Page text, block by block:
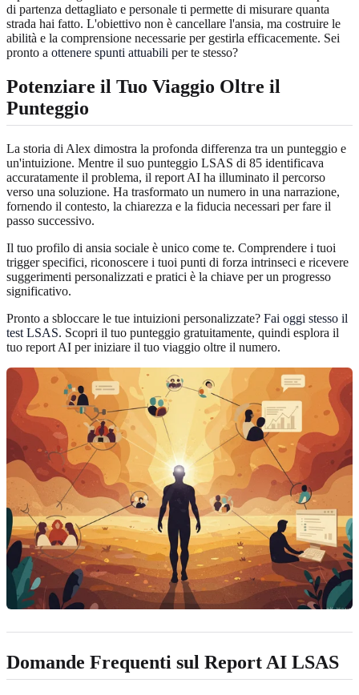
di partenza dettagliato e personale ti permette di misurare quanta
strada hai fatto. L'obiettivo non è cancellare l'ansia, ma costruire le
abilità e la comprensione necessarie per gestirla efficacemente. Sei
pronto a ottenere spunti attuabili per te stesso?
Potenziare il Tuo Viaggio Oltre il
Punteggio
La storia di Alex dimostra la profonda differenza tra un punteggio e
un'intuizione. Mentre il suo punteggio LSAS di 85 identificava
accuratamente il problema, il report AI ha illuminato il percorso
verso una soluzione. Ha trasformato un numero in una narrazione,
fornendo il contesto, la chiarezza e la fiducia necessari per fare il
passo successivo.
Il tuo profilo di ansia sociale è unico come te. Comprendere i tuoi
trigger specifici, riconoscere i tuoi punti di forza intrinseci e ricevere
suggerimenti personalizzati e pratici è la chiave per un progresso
significativo.
Pronto a sbloccare le tue intuizioni personalizzate? Fai oggi stesso il
test LSAS. Scopri il tuo punteggio gratuitamente, quindi esplora il
tuo report AI per iniziare il tuo viaggio oltre il numero.
Domande Frequenti sul Report AI LSAS